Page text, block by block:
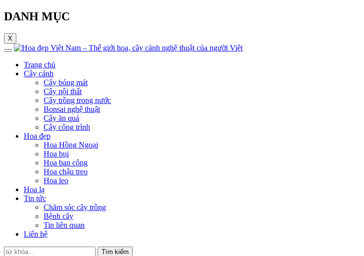
DANH MỤC
X
Trang chủ
Cây cảnh
Cây bóng mát
Cây nội thất
Cây trồng trong nước
Bonsai nghệ thuật
Cây ăn quả
Cây công trình
Hoa đẹp
Hoa Hồng Ngoại
Hoa bụi
Hoa ban công
Hoa chậu treo
Hoa leo
Hoa lạ
Tin tức
Chăm sóc cây trồng
Bệnh cây
Tin liên quan
Liên hệ
Tìm kiếm